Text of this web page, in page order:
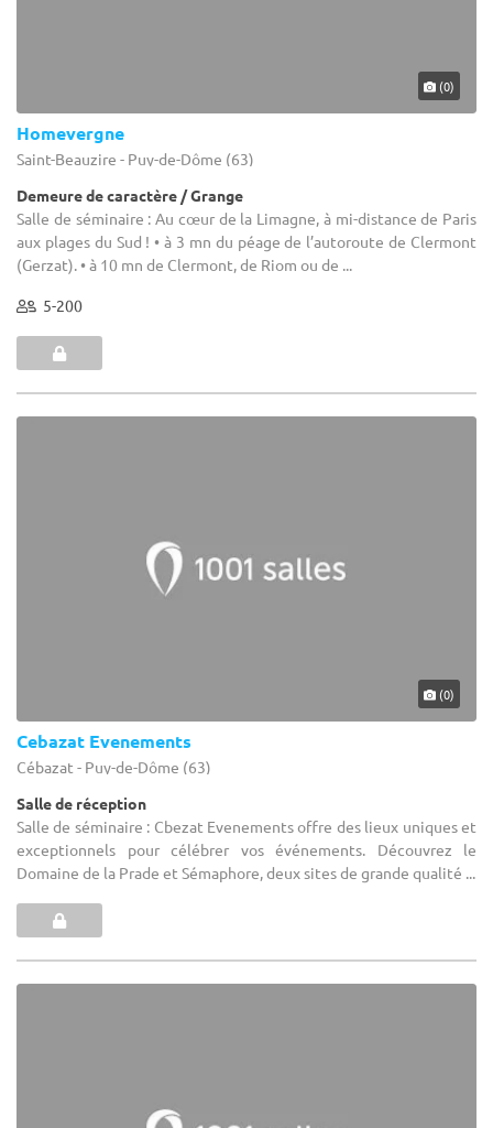
(0)
Homevergne
Saint-Beauzire - Puy-de-Dôme (63)
Demeure de caractère / Grange
Salle de séminaire : Au cœur de la Limagne, à mi-distance de Paris
aux plages du Sud ! • à 3 mn du péage de l’autoroute de Clermont
(Gerzat). • à 10 mn de Clermont, de Riom ou de ...
5-200
(0)
Cebazat Evenements
Cébazat - Puy-de-Dôme (63)
Salle de réception
Salle de séminaire : Cbezat Evenements offre des lieux uniques et
exceptionnels pour célébrer vos événements. Découvrez le
Domaine de la Prade et Sémaphore, deux sites de grande qualité ...